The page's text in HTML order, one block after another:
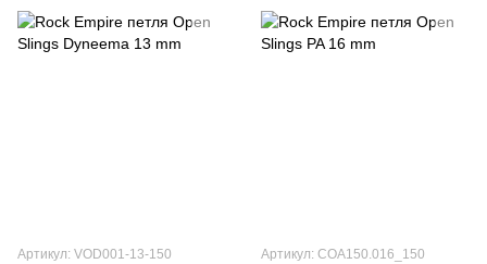
Артикул: VOD001-13-150 Артикул: COA150.016_150